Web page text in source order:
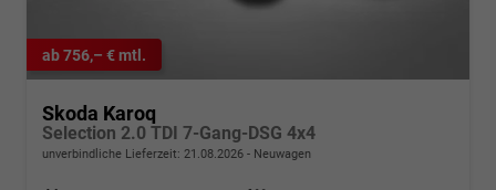
ab 756,– € mtl.
Skoda Karoq
Selection 2.0 TDI 7-Gang-DSG 4x4
unverbindliche Lieferzeit: 21.08.2026 Neuwagen